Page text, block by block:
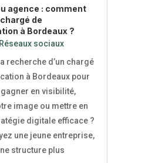
agence : comment
de
à Bordeaux ?
Réseaux sociaux
recherche d’un chargé
à Bordeaux pour
en visibilité,
image ou mettre en
digitale efficace ?
une jeune entreprise,
structure plus